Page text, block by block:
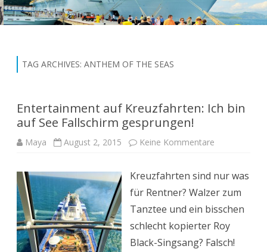
TAG ARCHIVES: ANTHEM OF THE SEAS
Entertainment auf Kreuzfahrten: Ich bin
auf See Fallschirm gesprungen!
Maya August 2, 2015 Keine Kommentare
Ich
bin
auf
See
Fallschirm
gesprungen!
Kreuzfahrten sind nur was
für Rentner? Walzer zum
Tanztee und ein bisschen
schlecht kopierter Roy
Black-Singsang? Falsch!